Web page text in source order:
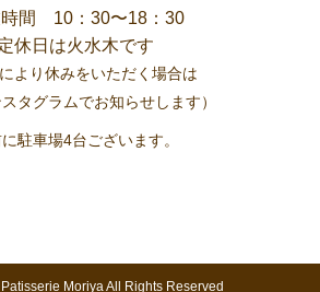
間 10：30〜18：30
休日は火水木です
により休みをいただく場合は
タグラムでお知らせします）
駐車場4台ございます。
Moriya All Rights Reserved